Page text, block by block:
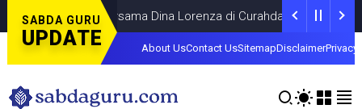
SABDA GURU
UPDATE
Piala Dunia Bersama Dina Lorenza di Curahdami DAERAH
About UsContact UsSitemapDisclaimerPrivacy